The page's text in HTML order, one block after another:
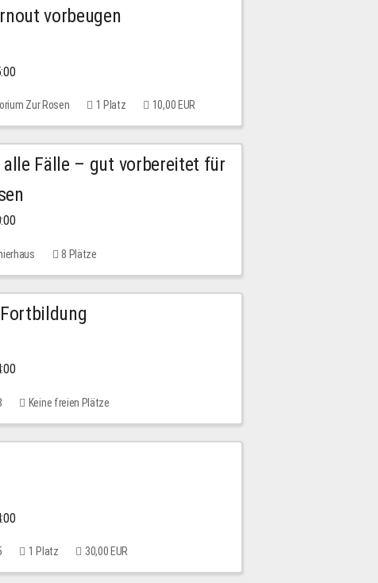
vorbeugen
Zur Rosen 1 Platz 10,00 EUR
Fälle – gut vorbereitet für
8 Plätze
Keine freien Plätze
1 Platz 30,00 EUR